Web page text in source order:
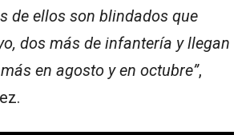
de ellos son blindados que
dos más de infantería y llegan
en agosto y en octubre”,